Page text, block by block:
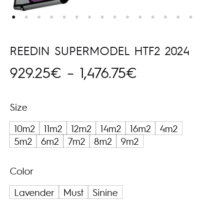
REEDIN SUPERMODEL HTF2 2024
929.25€ – 1,476.75€
kuni
1,476.75€
Size
10m2
11m2 12m2 14m2 16m2
4m2
5m2
6m2 7m2 8m2 9m2
Color
Lavender
Must Sinine